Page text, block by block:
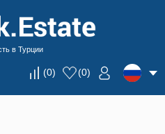
в Турции
(0) (0)